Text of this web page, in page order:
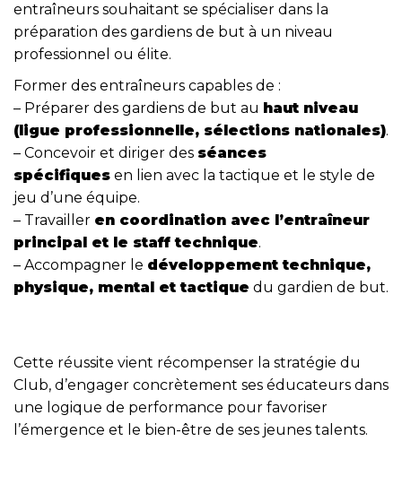
entraîneurs souhaitant se spécialiser dans la
préparation des gardiens de but à un niveau
professionnel ou élite.
Former des entraîneurs capables de :
– Préparer des gardiens de but au haut niveau
(ligue professionnelle, sélections nationales).
– Concevoir et diriger des séances
spécifiques en lien avec la tactique et le style de
jeu d’une équipe.
– Travailler en coordination avec l’entraîneur
principal et le staff technique.
– Accompagner le développement technique,
physique, mental et tactique du gardien de but.
Cette réussite vient récompenser la stratégie du
Club, d’engager concrètement ses éducateurs dans
une logique de performance pour favoriser
l’émergence et le bien-être de ses jeunes talents.